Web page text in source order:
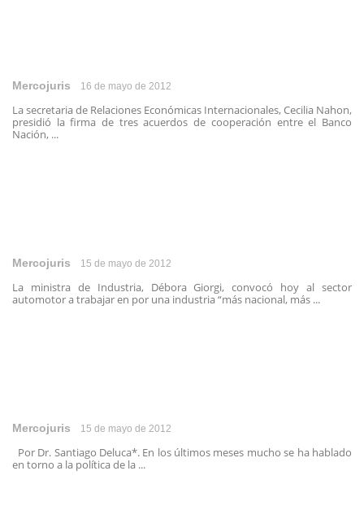
Mercojuris 16 de mayo de 2012
La secretaria de Relaciones Económicas Internacionales, Cecilia Nahon,
presidió la firma de tres acuerdos de cooperación entre el Banco
Nación, ...
Mercojuris 15 de mayo de 2012
La ministra de Industria, Débora Giorgi, convocó hoy al sector
automotor a trabajar en por una industria “más nacional, más ...
Mercojuris 15 de mayo de 2012
Por Dr. Santiago Deluca*. En los últimos meses mucho se ha hablado
en torno a la política de la ...